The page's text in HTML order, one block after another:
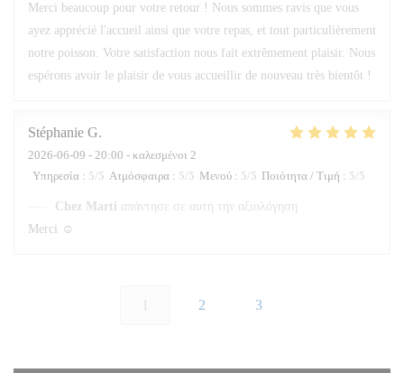
Merci beaucoup pour votre retour ! Nous sommes ravis que vous
ayez apprécié l'accueil ainsi que votre repas, et tout particulièrement
notre poisson. Votre satisfaction nous fait extrêmement plaisir. Nous
espérons avoir le plaisir de vous accueillir de nouveau très bientôt !
Stéphanie G
2026-06-09 - 20:00 - καλεσμένοι 2
Υπηρεσία : 5/5 Ατμόσφαιρα : 5/5 Μενού : 5/5 Ποιότητα / Τιμή : 5/5
Chez Marti απάντησε σε αυτή την αξιολόγηση
Merci ☺️
1 2 3